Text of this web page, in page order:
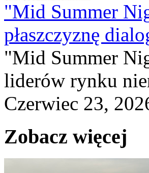
"Mid Summer
płaszczyznę
"Mid Summer
liderów rynku
Czerwiec 23,
Zobacz więcej